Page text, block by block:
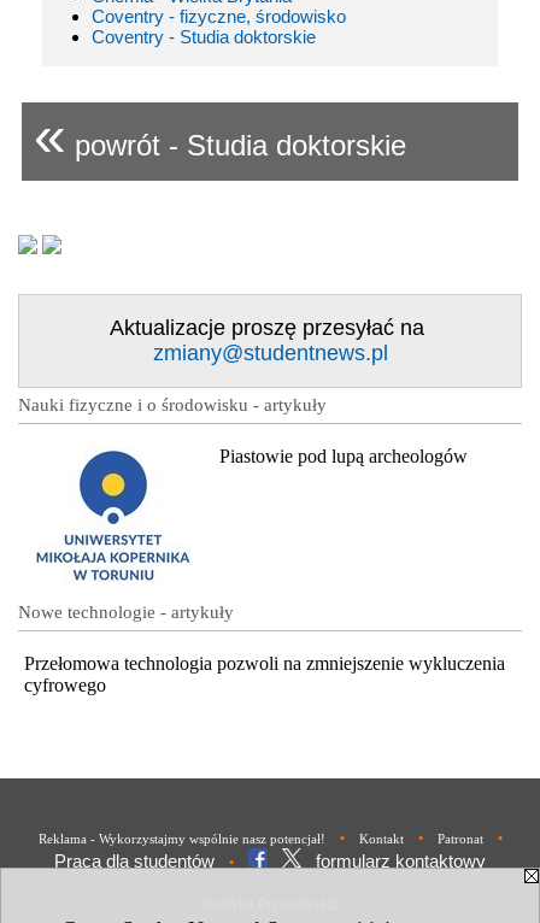
Coventry - fizyczne, środowisko
Coventry - Studia doktorskie
« powrót - Studia doktorskie
Aktualizacje proszę przesyłać na
zmiany@studentnews.pl
Nauki fizyczne i o środowisku - artykuły
Piastowie pod lupą archeologów
Nowe technologie - artykuły
Przełomowa technologia pozwoli na zmniejszenie wykluczenia
cyfrowego
Reklama - Wykorzystajmy wspólnie nasz potencjał! • Kontakt • Patronat •
Praca dla studentów • formularz kontaktowy